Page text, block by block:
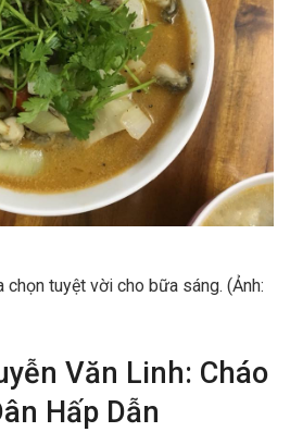
chọn tuyệt vời cho bữa sáng. (Ảnh:
Văn Linh: Cháo
Hấp Dẫn